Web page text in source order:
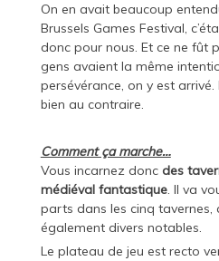
On en avait beaucoup
Brussels Games Festival,
donc pour nous. Et ce ne fût
gens avaient la même
persévérance, on y est arrivé.
bien au contraire.
Comment ça marche…
Vous incarnez donc des
médiéval fantastique. Il va
parts dans les cinq tavernes,
également divers notables.
Le plateau de jeu est recto